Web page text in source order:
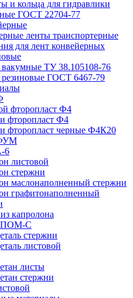
и кольца для гидравлики
ГОСТ 22704-77
ленты транспортерные
для лент конвейерных
ТУ 38.105108-76
ГОСТ 6467-79
фторопласт Ф4
фторопласт Ф4
фторопласт черные Ф4К20
6
листовой
стержни
маслонаполненный стержни
графитонаполненный
капролона
ПОМ-С
стержни
листовой
листы
стержни